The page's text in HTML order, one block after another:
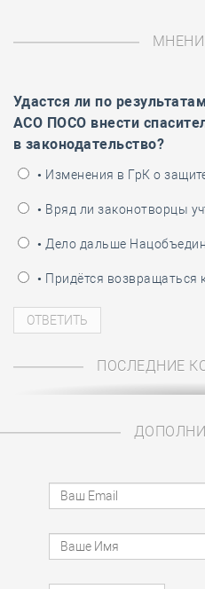
Удастся ли по результатам
АСО ПОСО внести
в законодательство?
• Изменения в ГрК о
• Вряд ли законотворцы
• Дело дальше
• Придётся возвращаться
ПОСЛЕДНИЕ